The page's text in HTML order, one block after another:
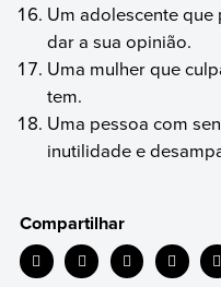
Um adolescente
dar a sua opinião.
Uma mulher que
tem.
Uma pessoa com
inutilidade e
Compartilhar